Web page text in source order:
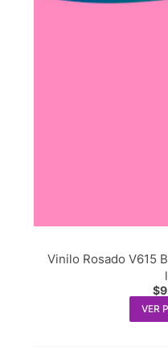
Vinilo Rosado V615
$
VER